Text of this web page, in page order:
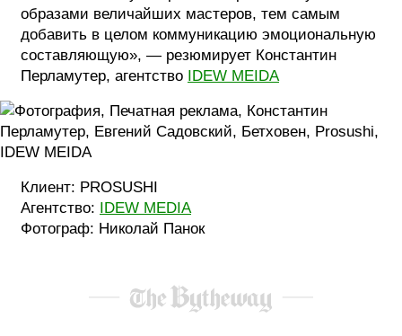
образами величайших мастеров, тем самым
добавить в целом коммуникацию эмоциональную
составляющую», — резюмирует Константин
Перламутер, агентство IDEW MEIDA
Клиент: PROSUSHI
Агентство: IDEW MEDIA
Фотограф: Николай Панок